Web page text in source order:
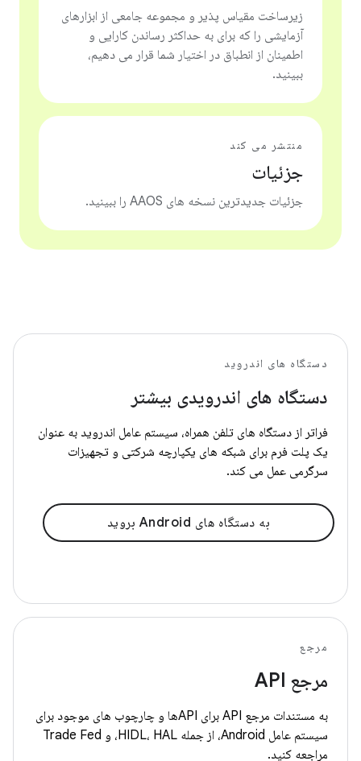
زیرساخت مقیاس پذیر و مجموعه جامعی از ابزارهای
آزمایشی را که برای به حداکثر رساندن کارایی و
اطمینان از انطباق در اختیار شما قرار می دهیم،
ببینید.
منتشر می کند
جزئیات
جزئیات جدیدترین نسخه های AAOS را ببینید.
دستگاه های اندروید
دستگاه های اندرویدی بیشتر
فراتر از دستگاه های تلفن همراه، سیستم عامل اندروید به عنوان
یک پلت فرم برای شبکه های یکپارچه شرکتی و تجهیزات
سرگرمی عمل می کند.
به دستگاه های Android بروید
مرجع
مرجع API
به مستندات مرجع API برای APIها و چارچوب های موجود برای
سیستم عامل Android، از جمله HIDL، HAL، و Trade Fed
مراجعه کنید.